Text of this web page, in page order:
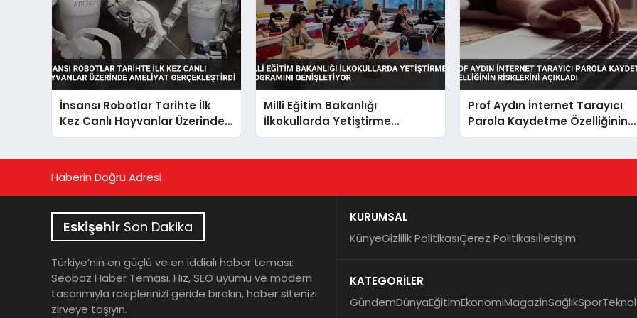
İnsansı Robotlar Tarihte İlk
Kez Canlı Hayvanlar Üzerinde
Ameliyat Gerçekleştirdi
Milli Eğitim Bakanlığı
İlkokullarda Yetiştirme
Programını Genişletiyor
Prof Aydın İnternet Tarayıcı
Parola Kaydetme Özelliğinin
Risklerini Açıkladı
Haberin Doğru Adresi
Eskişehir Son Dakika
Türkiye’nin en güçlü ve en iddialı haber teması:
Seobaz Haber Teması. Hız, SEO uyumu ve modern
tasarımıyla rakiplerinizi geride bırakın, haber sitenizi
zirveye taşıyın.
KURUMSAL
KünyeGizlilik PolitikasıÇerez Politikasıİletişim
KATEGORİLER
GündemDünyaEğitimEkonomiMagazinSağlıkSpor